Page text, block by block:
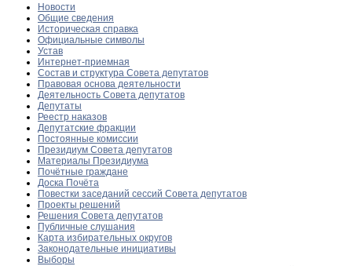
Новости
Общие сведения
Историческая справка
Официальные символы
Устав
Интернет-приемная
Состав и структура Совета депутатов
Правовая основа деятельности
Деятельность Совета депутатов
Депутаты
Реестр наказов
Депутатские фракции
Постоянные комиссии
Президиум Совета депутатов
Материалы Президиума
Почётные граждане
Доска Почёта
Повестки заседаний сессий Совета депутатов
Проекты решений
Решения Совета депутатов
Публичные слушания
Карта избирательных округов
Законодательные инициативы
Выборы